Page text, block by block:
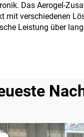
Das Aerogel-
verschiedenen
Leistung über